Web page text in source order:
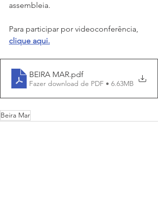
assembleia.
Para participar por videoconferência,
clique aqui.
BEIRA MAR.pdf
Fazer download de PDF • 6.63MB
Beira Mar